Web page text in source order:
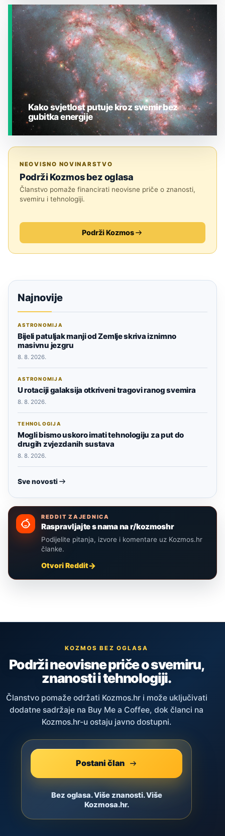
JESTE LI ZNALI?
Kako svjetlost putuje kroz svemir bez
gubitka energije
NEOVISNO NOVINARSTVO
Podrži Kozmos bez oglasa
Članstvo pomaže financirati neovisne priče o znanosti,
svemiru i tehnologiji.
Podrži Kozmos
Najnovije
ASTRONOMIJA
Bijeli patuljak manji od Zemlje skriva iznimno
masivnu jezgru
8. 8. 2026.
ASTRONOMIJA
U rotaciji galaksija otkriveni tragovi ranog svemira
8. 8. 2026.
TEHNOLOGIJA
Mogli bismo uskoro imati tehnologiju za put do
drugih zvjezdanih sustava
8. 8. 2026.
Sve novosti
REDDIT ZAJEDNICA
Raspravljajte s nama na r/kozmoshr
Podijelite pitanja, izvore i komentare uz Kozmos.hr
članke.
Otvori Reddit
KOZMOS BEZ OGLASA
Podrži neovisne priče o svemiru,
znanosti i tehnologiji.
Članstvo pomaže održati Kozmos.hr i može uključivati
dodatne sadržaje na Buy Me a Coffee, dok članci na
Kozmos.hr-u ostaju javno dostupni.
Postani član
Bez oglasa. Više znanosti. Više
Kozmosa.hr.